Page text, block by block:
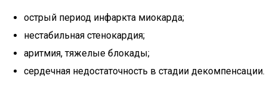
острый период инфаркта миокарда;
нестабильная стенокардия;
аритмия, тяжелые блокады;
сердечная недостаточность в стадии декомпенсации.